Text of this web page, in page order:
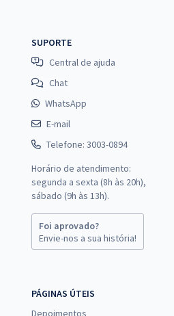
SUPORTE
Central de ajuda
Chat
WhatsApp
E-mail
Telefone: 3003-0894
Horário de atendimento:
segunda a sexta (8h às 20h),
sábado (9h às 13h).
Foi aprovado?
Envie-nos a sua história!
PÁGINAS ÚTEIS
Depoimentos